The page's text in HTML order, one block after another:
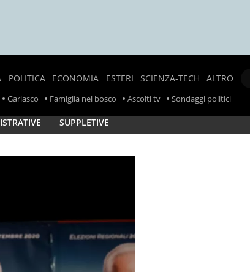
POLITICA
ECONOMIA
SCIOPERI
ESTERI
ESTERA
POLITICA
ESTERA
SCIENZA-TECH
ALTRO
Garlasco Famiglia nel bosco Ascolti tv Sondaggi politici
SUPPLETIVE